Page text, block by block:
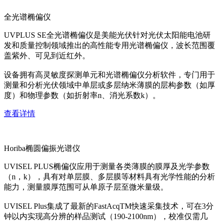
全光谱椭偏仪
UVPLUS SE全光谱椭偏仪是美能光伏针对光伏太阳能电池研
发和质量控制领域推出的高性能专用光谱椭偏仪，波长范围覆
盖紫外、可见到近红外。
设备拥有高灵敏度探测单元和光谱椭偏仪分析软件，专门用于
测量和分析光伏领域中单层或多层纳米薄膜的层构参数（如厚
度）和物理参数（如折射率n、消光系数k）。
查看详情
Horiba椭圆偏振光谱仪
UVISEL PLUS椭偏仪应用于测量各类薄膜的膜厚及光学参数
（n，k），具有对单层膜、多层膜等材料具有光学性能的分析
能力，测量膜厚范围可从单原子层至微米量级。
UVISEL Plus集成了最新的FastAcqTM快速采集技术，可在3分
钟以内实现高分辨的样品测试（190-2100nm），校准仅需几